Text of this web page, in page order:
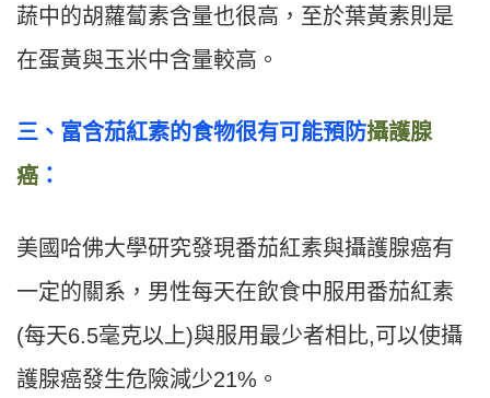
蔬中的胡蘿蔔素含量也很高，至於葉黃素則是
在蛋黃與玉米中含量較高。
三 、 富含茄紅素的食物很有可能預防攝護腺
癌 ：
美國哈佛大學研究發現番茄紅素與攝護腺癌有
一定的關系，男性每天在飲食中服用番茄紅素
(每天6.5毫克以上)與服用最少者相比,可以使攝
護腺癌發生危險減少21%。